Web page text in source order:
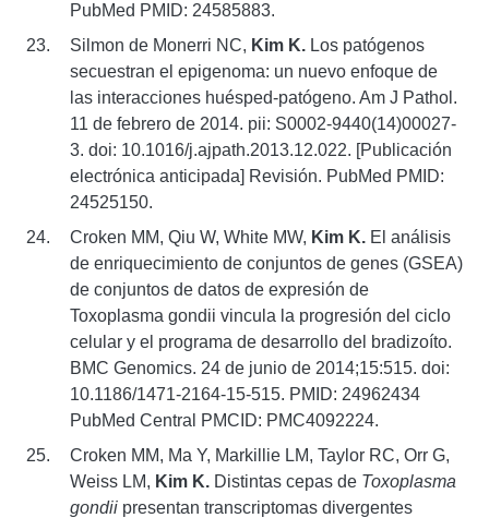
PubMed PMID: 24585883.
Silmon de Monerri NC, Kim K. Los patógenos
secuestran el epigenoma: un nuevo enfoque de
las interacciones huésped-patógeno. Am J Pathol.
11 de febrero de 2014. pii: S0002-9440(14)00027-
3. doi: 10.1016/j.ajpath.2013.12.022. [Publicación
electrónica anticipada] Revisión. PubMed PMID:
24525150.
Croken MM, Qiu W, White MW, Kim K. El análisis
de enriquecimiento de conjuntos de genes (GSEA)
de conjuntos de datos de expresión de
Toxoplasma gondii vincula la progresión del ciclo
celular y el programa de desarrollo del bradizoíto.
BMC Genomics. 24 de junio de 2014;15:515. doi:
10.1186/1471-2164-15-515. PMID: 24962434
PubMed Central PMCID: PMC4092224.
Croken MM, Ma Y, Markillie LM, Taylor RC, Orr G,
Weiss LM, Kim K. Distintas cepas de Toxoplasma
gondii presentan transcriptomas divergentes